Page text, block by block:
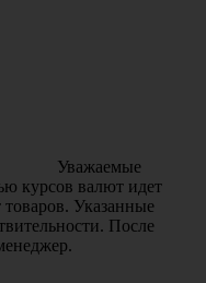
Уважаемые
курсов валют идет
товаров. Указанные
После